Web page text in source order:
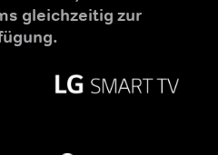
gleichzeitig zur